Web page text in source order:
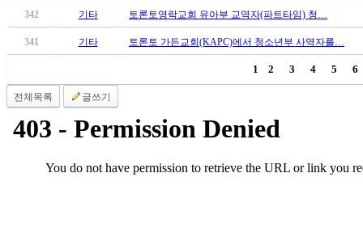
브
국
소
야
우
342 기타 토론토영락교회 유아부 교역자(파트타임) 청…
341 기타 토론토 가든교회(KAPC)에서 청소년부 사역자를…
1 2 3 4 5 6
전체목록 글쓰기